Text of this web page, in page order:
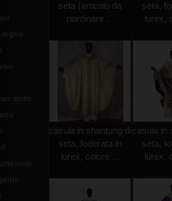
abito
seta (articolo da
riordinare ...
seta,
lurex,
casula in shantung di
seta, foderata in
lurex, colore ...
casula in
seta,
lurex,